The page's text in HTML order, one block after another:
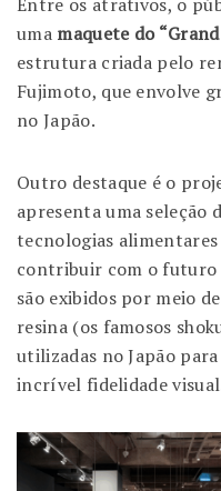
uma maquete do
estrutura criada pelo
Fujimoto, que envolve
no Japão.
Outro destaque é o
apresenta uma seleção
tecnologias alimentares
contribuir com o futuro
são exibidos por meio de
resina(os famosos
utilizadas no Japão
incrível fidelidade